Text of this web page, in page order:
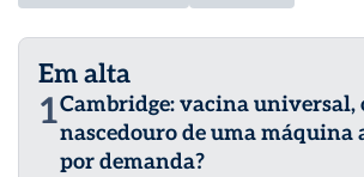
Em alta
1Cambridge: vacina universal,
nascedouro de uma máquina
por demanda?